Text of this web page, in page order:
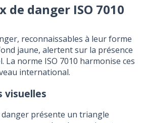
de danger ISO 7010
reconnaissables à leur forme
jaune, alertent sur la présence
norme ISO 7010 harmonise ces
international.
visuelles
danger présente un triangle